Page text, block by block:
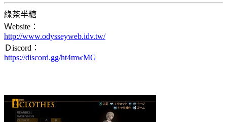
綠茶半糖
Ｗebsite：
http://www.odysseyweb.idv.tw/
Ｄiscord：
https://discord.gg/ht4mwMG